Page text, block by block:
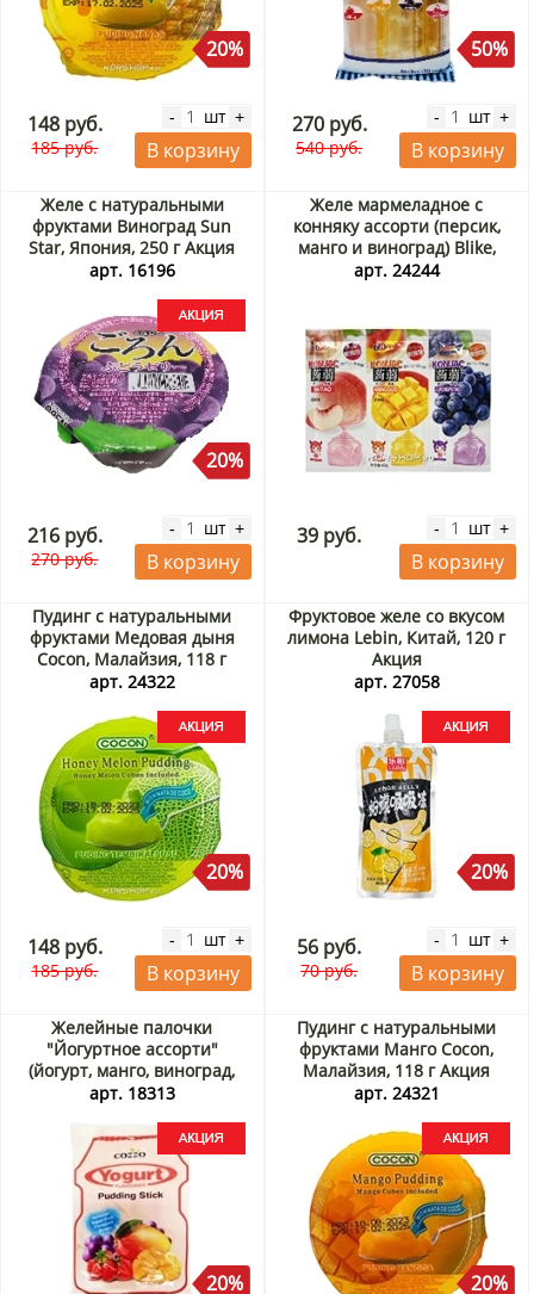
20%
148 руб.
185 руб.
- шт +
В корзину
50%
270 руб.
540 руб.
- шт +
В корзину
Желе с натуральными
фруктами Виноград Sun
Star, Япония, 250 г Акция
арт. 16196
20%
216 руб.
270 руб.
- шт +
В корзину
Желе мармеладное с
конняку ассорти (персик,
манго и виноград) Blike,
Китай, 60 г (3 шт)
арт. 24244
39 руб. - шт +
В корзину
Пудинг с натуральными
фруктами Медовая дыня
Cocon, Малайзия, 118 г
Акция
арт. 24322
20%
148 руб.
185 руб.
- шт +
В корзину
Фруктовое желе со вкусом
лимона Lebin, Китай, 120 г
Акция
арт. 27058
20%
56 руб.
70 руб.
- шт +
В корзину
Желейные палочки
"Йогуртное ассорти"
(йогурт, манго, виноград,
клубника) Коззо/Cozzo,
арт. 18313
20%
Пудинг с натуральными
фруктами Манго Cocon,
Малайзия, 118 г Акция
арт. 24321
20%